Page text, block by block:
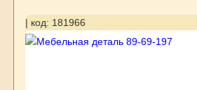
| код: 181966